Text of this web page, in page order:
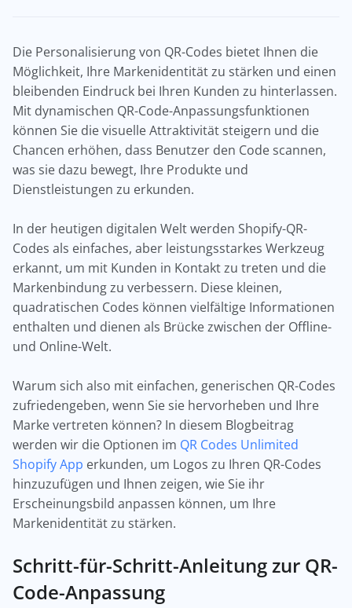
Die Personalisierung von QR-Codes bietet Ihnen die
Möglichkeit, Ihre Markenidentität zu stärken und einen
bleibenden Eindruck bei Ihren Kunden zu hinterlassen.
Mit dynamischen QR-Code-Anpassungsfunktionen
können Sie die visuelle Attraktivität steigern und die
Chancen erhöhen, dass Benutzer den Code scannen,
was sie dazu bewegt, Ihre Produkte und
Dienstleistungen zu erkunden.
In der heutigen digitalen Welt werden Shopify-QR-
Codes als einfaches, aber leistungsstarkes Werkzeug
erkannt, um mit Kunden in Kontakt zu treten und die
Markenbindung zu verbessern. Diese kleinen,
quadratischen Codes können vielfältige Informationen
enthalten und dienen als Brücke zwischen der Offline-
und Online-Welt.
Warum sich also mit einfachen, generischen QR-Codes
zufriedengeben, wenn Sie sie hervorheben und Ihre
Marke vertreten können? In diesem Blogbeitrag
werden wir die Optionen im QR Codes Unlimited
Shopify App erkunden, um Logos zu Ihren QR-Codes
hinzuzufügen und Ihnen zeigen, wie Sie ihr
Erscheinungsbild anpassen können, um Ihre
Markenidentität zu stärken.
Schritt-für-Schritt-Anleitung zur QR-
Code-Anpassung